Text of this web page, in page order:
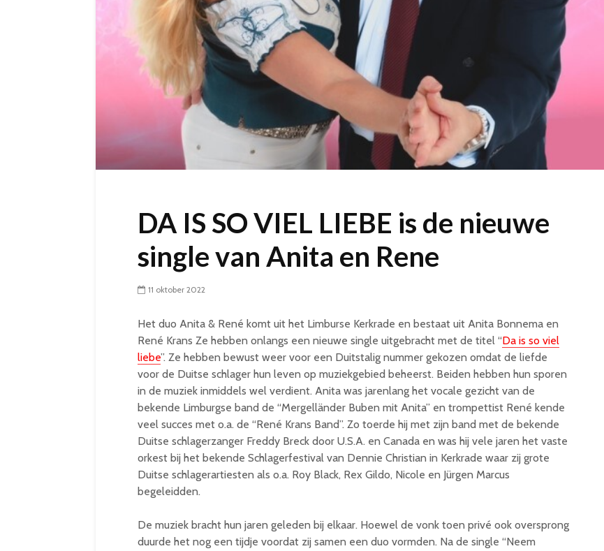
DA IS SO VIEL LIEBE is de nieuwe
single van Anita en Rene
11 oktober 2022
Het duo Anita & René komt uit het Limburse Kerkrade en bestaat uit Anita Bonnema en
René Krans Ze hebben onlangs een nieuwe single uitgebracht met de titel “Da is so viel
liebe”. Ze hebben bewust weer voor een Duitstalig nummer gekozen omdat de liefde
voor de Duitse schlager hun leven op muziekgebied beheerst. Beiden hebben hun sporen
in de muziek inmiddels wel verdient. Anita was jarenlang het vocale gezicht van de
bekende Limburgse band de “Mergelländer Buben mit Anita” en trompettist René kende
veel succes met o.a. de “René Krans Band”. Zo toerde hij met zijn band met de bekende
Duitse schlagerzanger Freddy Breck door U.S.A. en Canada en was hij vele jaren het vaste
orkest bij het bekende Schlagerfestival van Dennie Christian in Kerkrade waar zij grote
Duitse schlagerartiesten als o.a. Roy Black, Rex Gildo, Nicole en Jürgen Marcus
begeleidden.
De muziek bracht hun jaren geleden bij elkaar. Hoewel de vonk toen privé ook oversprong
duurde het nog een tijdje voordat zij samen een duo vormden. Na de single “Neem